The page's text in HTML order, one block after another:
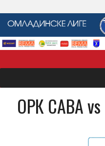
ОРК САВА